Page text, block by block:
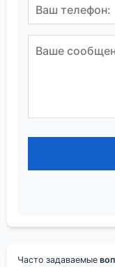
Часто задаваемые